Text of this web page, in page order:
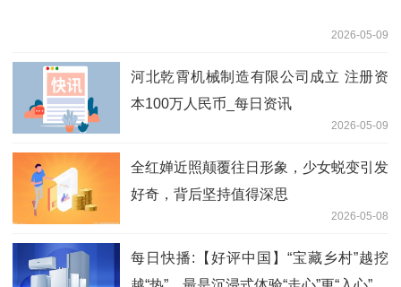
2026-05-09
河北乾霄机械制造有限公司成立 注册资
本100万人民币_每日资讯
2026-05-09
全红婵近照颠覆往日形象，少女蜕变引发
好奇，背后坚持值得深思
2026-05-08
每日快播:【好评中国】“宝藏乡村”越挖